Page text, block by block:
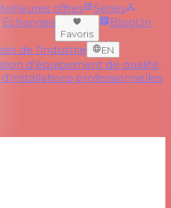
offres
Séries
Échanges
Favoris
BlogUn
de l'industrie EN
d'équipement de qualité
d'installations professionnelles